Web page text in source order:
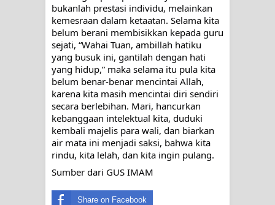
bukanlah prestasi individu, melainkan
kemesraan dalam ketaatan. Selama kita
belum berani membisikkan kepada guru
sejati, “Wahai Tuan, ambillah hatiku
yang busuk ini, gantilah dengan hati
yang hidup,” maka selama itu pula kita
belum benar-benar mencintai Allah,
karena kita masih mencintai diri sendiri
secara berlebihan. Mari, hancurkan
kebanggaan intelektual kita, duduki
kembali majelis para wali, dan biarkan
air mata ini menjadi saksi, bahwa kita
rindu, kita lelah, dan kita ingin pulang.
Sumber dari GUS IMAM
Share on Facebook